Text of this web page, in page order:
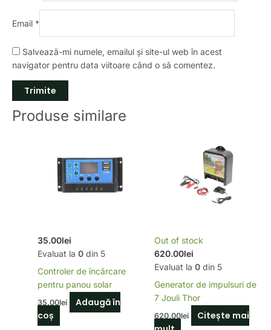
Email *
Salvează-mi numele, emailul și site-ul web în acest
navigator pentru data viitoare când o să comentez.
Produse similare
35.00lei
Evaluat la 0 din 5
Controler de încărcare
pentru panou solar
35.00lei
Adaugă în
coș
Out of stock
620.00lei
Evaluat la 0 din 5
Generator de impulsuri de
7 Jouli Thor
620.00lei
Citește mai